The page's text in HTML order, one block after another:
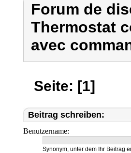
Forum de
Thermostat
avec
Seite: [1]
Beitrag schreiben:
Benutzername:
Synonym, unter dem Ihr Beitrag